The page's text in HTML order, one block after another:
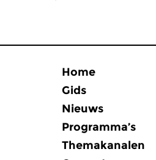
Home
Gids
Nieuws
Programma’s
Themakanalen